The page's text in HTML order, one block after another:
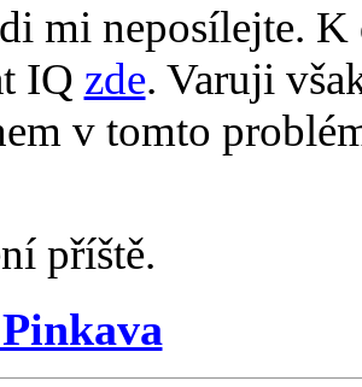
mi neposílejte.
IQ zde. Varuji
v tomto
příště.